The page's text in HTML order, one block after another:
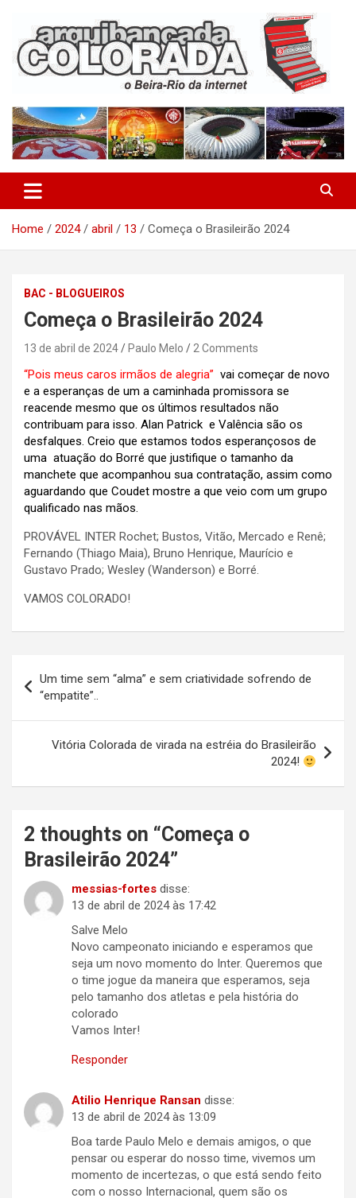
content
Arquibancada Colorada
Home 2024 abril 13 Começa o Brasileirão 2024
BAC - BLOGUEIROS
Começa o Brasileirão 2024
13 de abril de 2024 Paulo Melo 2 Comments
“Pois meus caros irmãos de alegria” vai começar de novo
e a esperanças de um a caminhada promissora se
reacende mesmo que os últimos resultados não
contribuam para isso. Alan Patrick e Valência são os
desfalques. Creio que estamos todos esperançosos de
uma atuação do Borré que justifique o tamanho da
manchete que acompanhou sua contratação, assim como
aguardando que Coudet mostre a que veio com um grupo
qualificado nas mãos.
PROVÁVEL INTER Rochet; Bustos, Vitão, Mercado e Renê;
Fernando (Thiago Maia), Bruno Henrique, Maurício e
Gustavo Prado; Wesley (Wanderson) e Borré.
VAMOS COLORADO!
de
Post
Um time sem “alma” e sem criatividade sofrendo de
“empatite”..
Vitória Colorada de virada na estréia do Brasileirão
2024!
2 thoughts on “Começa o
Brasileirão 2024”
messias-fortes disse:
13 de abril de 2024 às 17:42
Salve Melo
Novo campeonato iniciando e esperamos que
seja um novo momento do Inter. Queremos que
o time jogue da maneira que esperamos, seja
pelo tamanho dos atletas e pela história do
colorado
Vamos Inter!
Responder
Atilio Henrique Ransan disse:
13 de abril de 2024 às 13:09
Boa tarde Paulo Melo e demais amigos, o que
pensar ou esperar do nosso time, vivemos um
momento de incertezas, o que está sendo feito
com o nosso Internacional, quem são os